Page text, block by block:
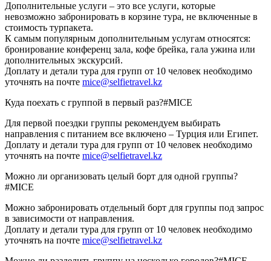
Дополнительные услуги – это все услуги, которые
невозможно забронировать в корзине тура, не включенные в
стоимость турпакета.
К самым популярным дополнительным услугам относятся:
бронирование конференц зала, кофе брейка, гала ужина или
дополнительных экскурсий.
Доплату и детали тура для групп от 10 человек необходимо
уточнять на почте mice@selfietravel.kz
Куда поехать с группой в первый раз?#MICE
Для первой поездки группы рекомендуем выбирать
направления с питанием все включено – Турция или Египет.
Доплату и детали тура для групп от 10 человек необходимо
уточнять на почте mice@selfietravel.kz
Можно ли организовать целый борт для одной группы?
#MICE
Можно забронировать отдельный борт для группы под запрос
в зависимости от направления.
Доплату и детали тура для групп от 10 человек необходимо
уточнять на почте mice@selfietravel.kz